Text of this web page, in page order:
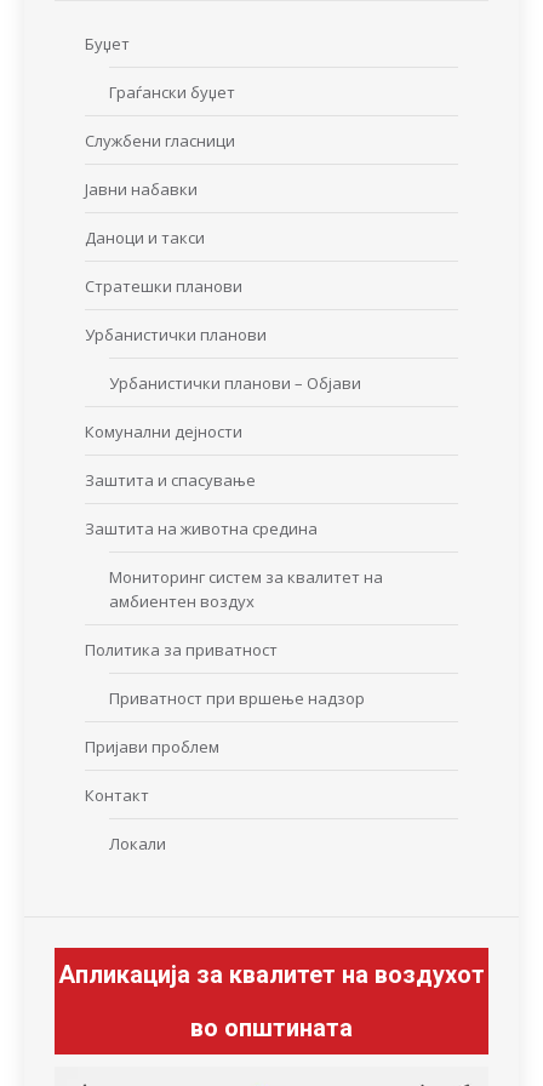
Буџет
Граѓански буџет
Службени гласници
Јавни набавки
Даноци и такси
Стратешки планови
Урбанистички планови
Урбанистички планови – Објави
Комунални дејности
Заштита и спасување
Заштита на животна средина
Мониторинг систем за квалитет на
амбиентен воздух
Политика за приватност
Приватност при вршење надзор
Пријави проблем
Контакт
Локали
Апликација за квалитет на воздухот
во општината